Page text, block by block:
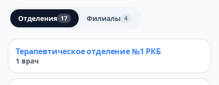
Отделения 17 Филиалы 4
Терапевтическое отделение №1 РКБ
1 врач